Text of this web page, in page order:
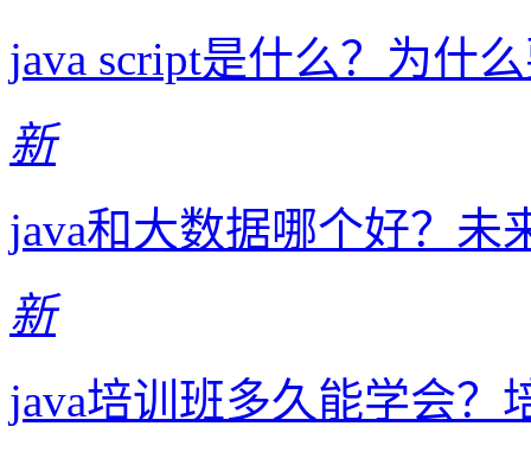
java script是什么？为什
新
java和大数据哪个好？未
新
java培训班多久能学会？